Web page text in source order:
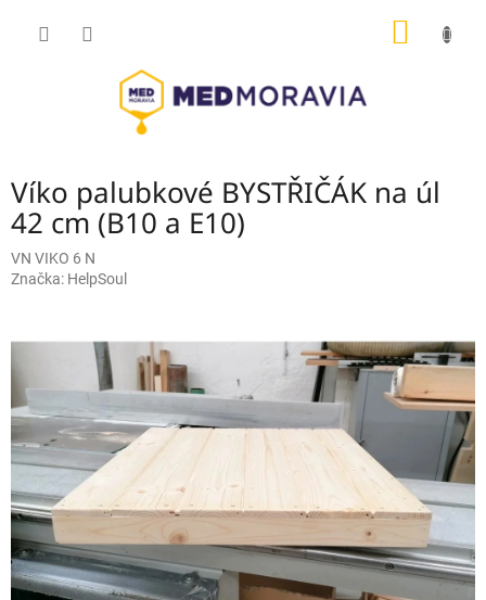
Víko palubkové BYSTŘIČÁK na úl
42 cm (B10 a E10)
VN VIKO 6 N
Značka: HelpSoul